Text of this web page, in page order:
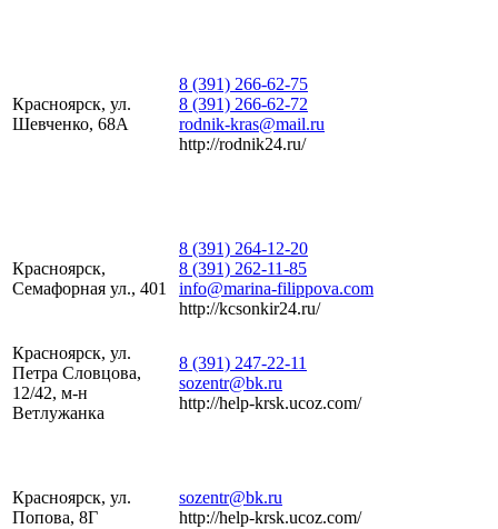
Красноярск, ул.
Шевченко, 68А
8 (391) 266-62-75
8 (391) 266-62-72
rodnik-kras@mail.ru
http://rodnik24.ru/
Красноярск,
Семафорная ул., 401
8 (391) 264-12-20
8 (391) 262-11-85
info@marina-filippova.com
http://kcsonkir24.ru/
Красноярск, ул.
Петра Словцова,
12/42, м-н
Ветлужанка
8 (391) 247-22-11
sozentr@bk.ru
http://help-krsk.ucoz.com/
Красноярск, ул.
Попова, 8Г
sozentr@bk.ru
http://help-krsk.ucoz.com/